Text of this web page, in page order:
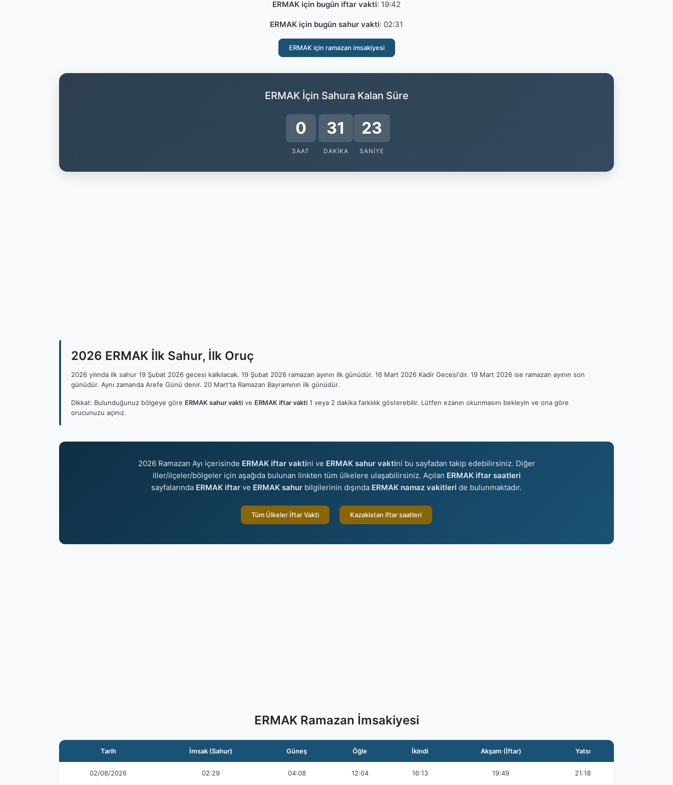
ERMAK için bugün iftar vakti: 19:42
ERMAK için bugün sahur vakti: 02:31
ERMAK için ramazan imsakiyesi
ERMAK İçin Sahura Kalan Süre
0
SAAT
31
DAKIKA
22
SANIYE
2026 ERMAK İlk Sahur, İlk Oruç
2026 yılında ilk sahur 19 Şubat 2026 gecesi kalkılacak. 19 Şubat 2026 ramazan ayının ilk günüdür. 16 Mart 2026 Kadir Gecesi'dir. 19 Mart 2026 ise ramazan ayının son
günüdür. Aynı zamanda Arefe Günü denir. 20 Mart'ta Ramazan Bayramının ilk günüdür.
Dikkat: Bulunduğunuz bölgeye göre ERMAK sahur vakti ve ERMAK iftar vakti 1 veya 2 dakika farklılık gösterebilir. Lütfen ezanın okunmasını bekleyin ve ona göre
orucunuzu açınız.
2026 Ramazan Ayı içerisinde ERMAK iftar vaktini ve ERMAK sahur vaktini bu sayfadan takip edebilirsiniz. Diğer
iller/ilçeler/bölgeler için aşağıda bulunan linkten tüm ülkelere ulaşabilirsiniz. Açılan ERMAK iftar saatleri
sayfalarında ERMAK iftar ve ERMAK sahur bilgilerinin dışında ERMAK namaz vakitleri de bulunmaktadır.
Tüm Ülkeler İftar Vakti Kazakistan iftar saatleri
ERMAK Ramazan İmsakiyesi
Tarih İmsak (Sahur) Güneş Öğle İkindi Akşam (İftar) Yatsı
02/08/2026 02:29 04:08 12:04 16:13 19:49 21:18